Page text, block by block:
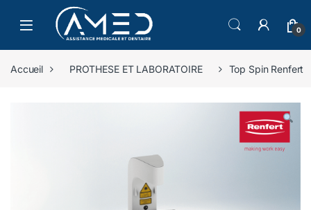
Skip to navigation
Skip to content
0
Accueil PROTHESE ET LABORATOIRE Top Spin Renfert